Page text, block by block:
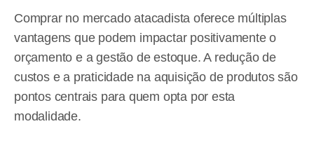
Comprar no mercado atacadista oferece múltiplas
vantagens que podem impactar positivamente o
orçamento e a gestão de estoque. A redução de
custos e a praticidade na aquisição de produtos são
pontos centrais para quem opta por esta
modalidade.